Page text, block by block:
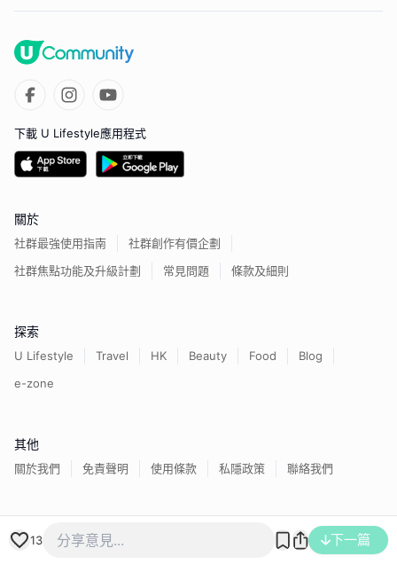
13 下一篇
下載 U Lifestyle應用程式
關於
社群最強使用指南
社群創作有價企劃
社群焦點功能及升級計劃
常見問題 條款及細則
探索
U Lifestyle Travel HK Beauty Food
Blog
e-zone
其他
關於我們 免責聲明 使用條款 私隱政策 聯絡我們
香港經濟日報版權所有©